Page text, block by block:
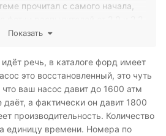
прочитал с самого начала,
в пропускной способности
Показать
речь, в каталоге форд имеет
это восстановленный, это чуть
ваш насос давит до 1600 атм
а фактически он давит 1800
производительность. Количество
единицу времени. Номера по